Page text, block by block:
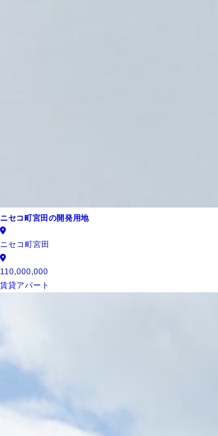
ニセコ町宮田の開発用地
ニセコ町宮田
110,000,000
賃貸アパート